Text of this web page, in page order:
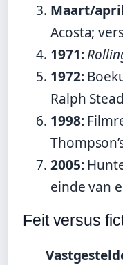
Maart/
Acosta;
1971:
1972:
Ralph
1998:
2005:
einde van
Feit versus